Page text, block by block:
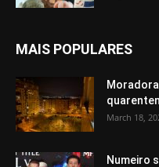
MAIS POPULARES
March 18,
Numeiro